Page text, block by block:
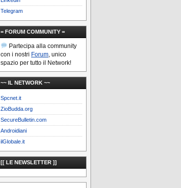
Telegram
= FORUM COMMUNITY =
Partecipa alla community
con i nostri Forum, unico
spazio per tutto il Network!
~~ IL NETWORK ~~
Spcnet.it
ZioBudda.org
SecureBulletin.com
Androidiani
ilGlobale.it
[[ LE NEWSLETTER ]]